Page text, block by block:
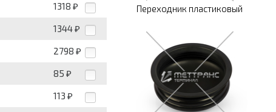
1318 ₽
1344 ₽
2798 ₽
85 ₽
113 ₽
Переходник пластиковый